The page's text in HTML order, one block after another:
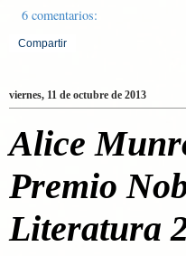
6 comentarios:
Compartir
viernes, 11 de octubre de 2013
Alice
Premio
Literatura